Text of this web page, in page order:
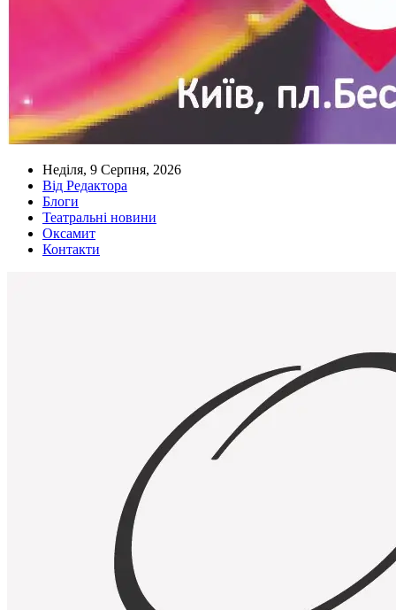
Неділя, 9 Серпня, 2026
Від Редактора
Блоги
Театральні новини
Оксамит
Контакти